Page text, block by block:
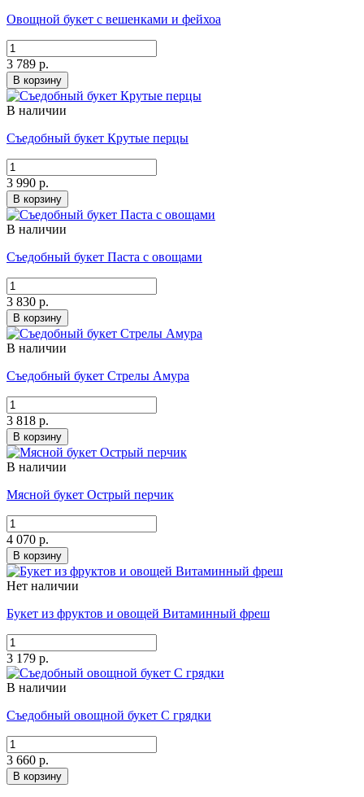
Овощной букет с вешенками и фейхоа
3 789 р.
В корзину
В наличии
Съедобный букет Крутые перцы
3 990 р.
В корзину
В наличии
Съедобный букет Паста с овощами
3 830 р.
В корзину
В наличии
Съедобный букет Стрелы Амура
3 818 р.
В корзину
В наличии
Мясной букет Острый перчик
4 070 р.
В корзину
Нет наличии
Букет из фруктов и овощей Витаминный фреш
3 179 р.
В наличии
Съедобный овощной букет С грядки
3 660 р.
В корзину